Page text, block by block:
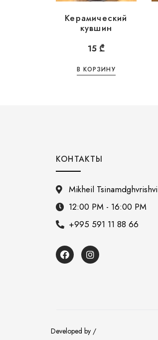
Керамический
кувшин
15 ₾
В КОРЗИНУ
КОНТАКТЫ
Mikheil
12:00 PM - 16:00 PM
+995 591 11 88 66
Developed by /